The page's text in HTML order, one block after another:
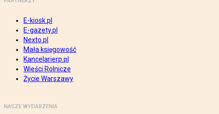
E-kiosk.pl
E-gazety.pl
Nexto.pl
Mała księgowość
Kancelarierp.pl
Wieści Rolnicze
Życie Warszawy
NASZE WYDARZENIA